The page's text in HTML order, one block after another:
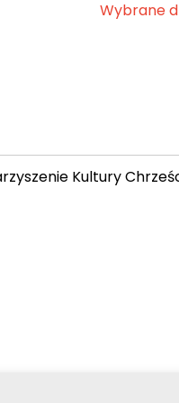
Wybrane
Kultury